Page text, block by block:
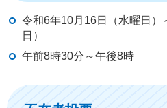
令和6年10月16日（水曜日）
日）
午前8時30分～午後8時